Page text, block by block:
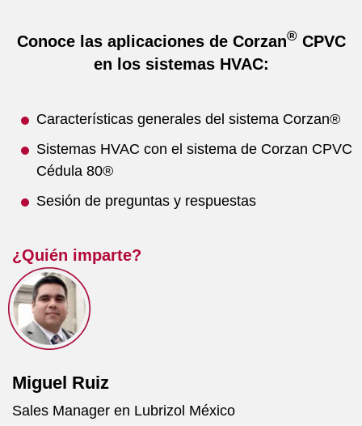
Conoce las aplicaciones de Corzan®CPVC
en los sistemas HVAC:
Características generales del sistema Corzan®
Sistemas HVAC con el sistema de Corzan CPVC
Cédula 80®
Sesión de preguntas y respuestas
¿Quién imparte?
Miguel Ruiz
Sales Manager en Lubrizol México